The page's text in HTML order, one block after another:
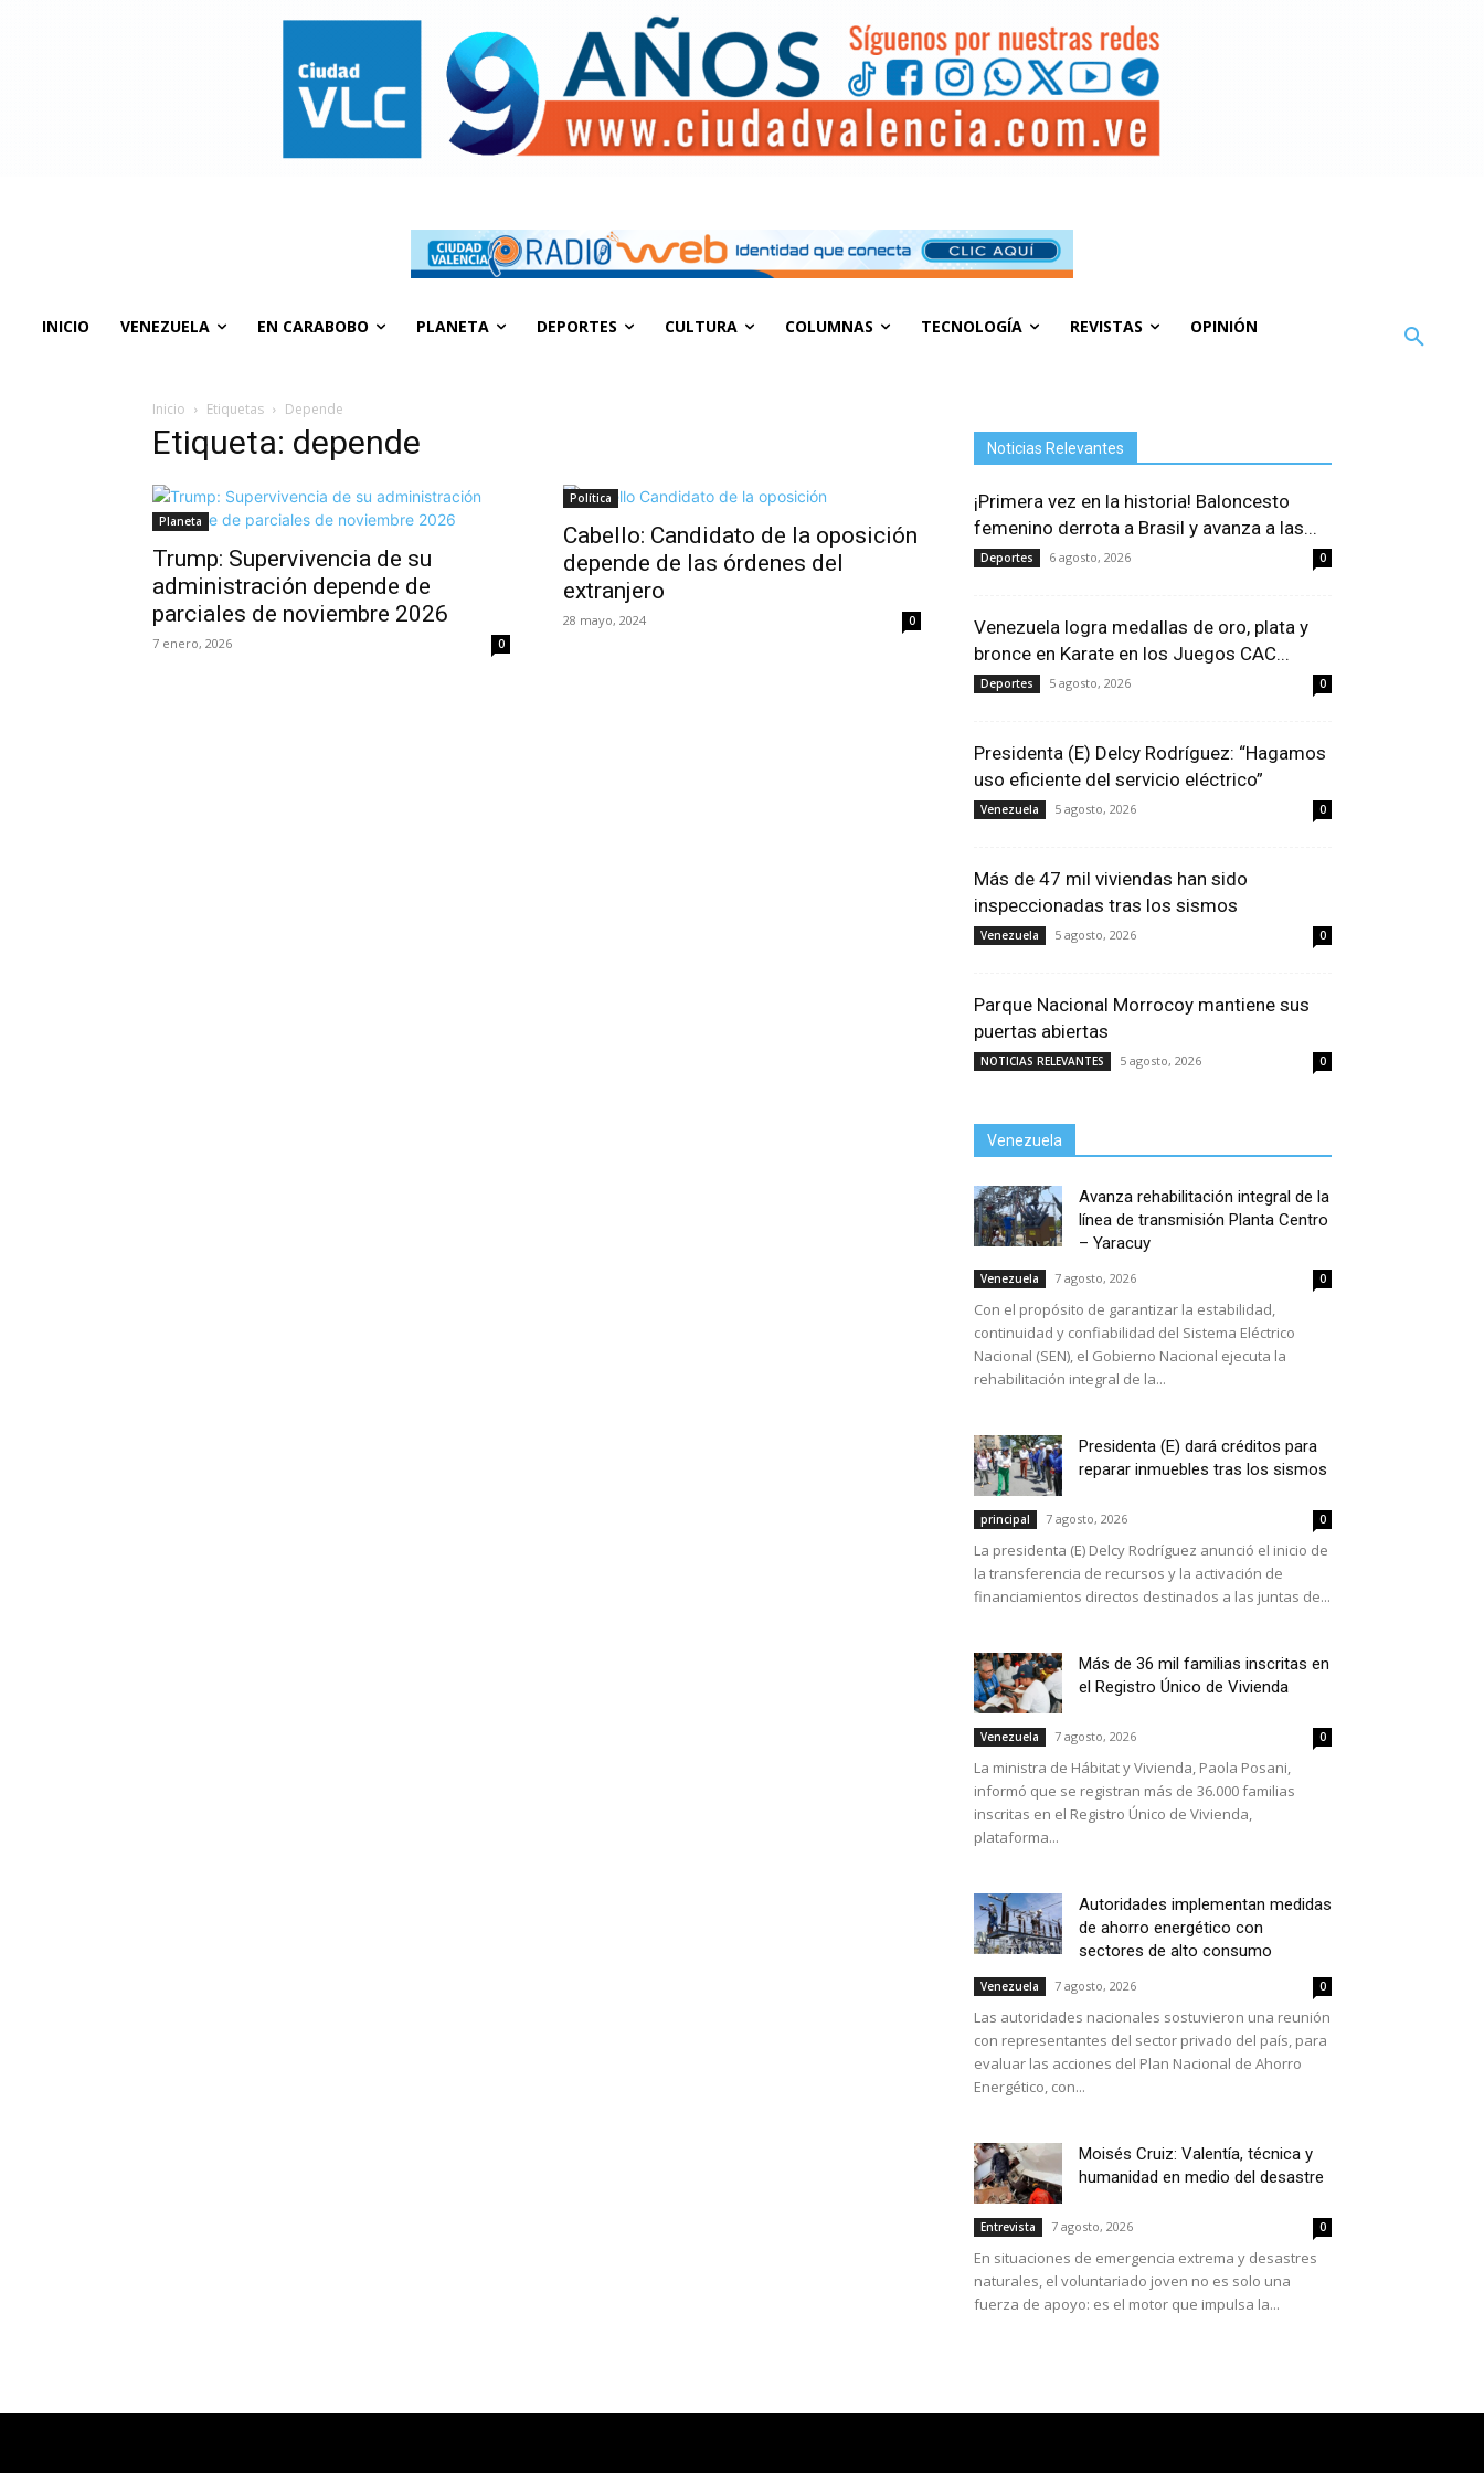
INICIO VENEZUELA EN CARABOBO PLANETA DEPORTES CULTURA COLUMNAS TECNOLOGÍA REVISTAS OPINIÓN
Inicio Etiquetas Depende
Etiqueta: depende
Planeta
Trump: Supervivencia de su
administración depende de
parciales de noviembre 2026
7 enero, 2026 0
Política
Cabello: Candidato de la oposición
depende de las órdenes del
extranjero
28 mayo, 2024 0
Noticias Relevantes
¡Primera vez en la historia! Baloncesto
femenino derrota a Brasil y avanza a las...
Deportes 6 agosto, 2026 0
Venezuela logra medallas de oro, plata y
bronce en Karate en los Juegos CAC...
Deportes 5 agosto, 2026 0
Presidenta (E) Delcy Rodríguez: “Hagamos
uso eficiente del servicio eléctrico”
Venezuela 5 agosto, 2026 0
Más de 47 mil viviendas han sido
inspeccionadas tras los sismos
Venezuela 5 agosto, 2026 0
Parque Nacional Morrocoy mantiene sus
puertas abiertas
NOTICIAS RELEVANTES 5 agosto, 2026 0
Venezuela
Avanza rehabilitación integral de la
línea de transmisión Planta Centro
– Yaracuy
Venezuela 7 agosto, 2026 0
Con el propósito de garantizar la estabilidad,
continuidad y confiabilidad del Sistema Eléctrico
Nacional (SEN), el Gobierno Nacional ejecuta la
rehabilitación integral de la...
Presidenta (E) dará créditos para
reparar inmuebles tras los sismos
principal 7 agosto, 2026 0
La presidenta (E) Delcy Rodríguez anunció el inicio de
la transferencia de recursos y la activación de
financiamientos directos destinados a las juntas de...
Más de 36 mil familias inscritas en
el Registro Único de Vivienda
Venezuela 7 agosto, 2026 0
La ministra de Hábitat y Vivienda, Paola Posani,
informó que se registran más de 36.000 familias
inscritas en el Registro Único de Vivienda,
plataforma...
Autoridades implementan medidas
de ahorro energético con
sectores de alto consumo
Venezuela 7 agosto, 2026 0
Las autoridades nacionales sostuvieron una reunión
con representantes del sector privado del país, para
evaluar las acciones del Plan Nacional de Ahorro
Energético, con...
Moisés Cruiz: Valentía, técnica y
humanidad en medio del desastre
Entrevista 7 agosto, 2026 0
En situaciones de emergencia extrema y desastres
naturales, el voluntariado joven no es solo una
fuerza de apoyo: es el motor que impulsa la...